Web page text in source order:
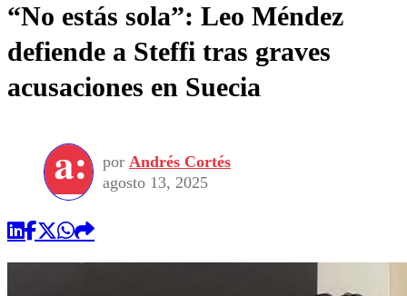
Frecuencias
Agricultura TV
Deportes
Colo Colo
Seleccion Chilena
Torneo Internacional
Universidad de Chile
Entretención
Economía
Internacional
Sustentabilidad
Publicaciones en medios
Opinión
“No estás sola”: Leo Méndez
defiende a Steffi tras graves
acusaciones en Suecia
por Andrés Cortés
agosto 13, 2025